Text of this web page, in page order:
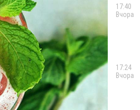
17:40
Вчора
17:24
Вчора